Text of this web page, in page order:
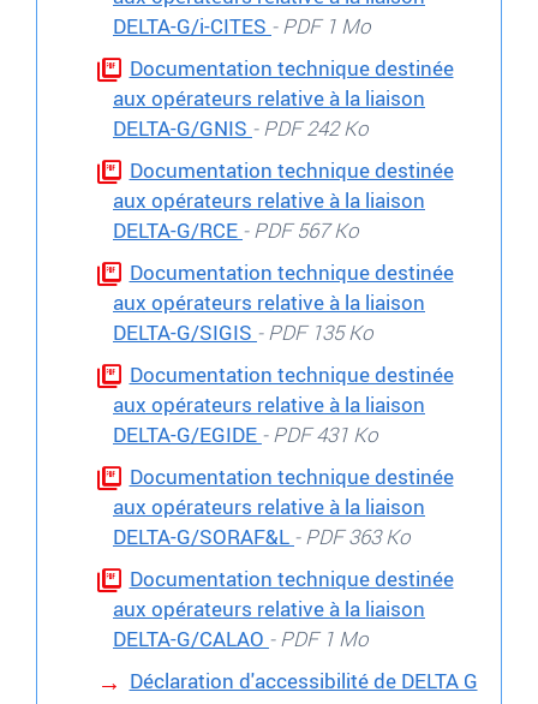
DELTA-G/i-CITES - PDF 1 Mo
Documentation technique destinée
aux opérateurs relative à la liaison
DELTA-G/GNIS - PDF 242 Ko
Documentation technique destinée
aux opérateurs relative à la liaison
DELTA-G/RCE - PDF 567 Ko
Documentation technique destinée
aux opérateurs relative à la liaison
DELTA-G/SIGIS - PDF 135 Ko
Documentation technique destinée
aux opérateurs relative à la liaison
DELTA-G/EGIDE - PDF 431 Ko
Documentation technique destinée
aux opérateurs relative à la liaison
DELTA-G/SORAF&L - PDF 363 Ko
Documentation technique destinée
aux opérateurs relative à la liaison
DELTA-G/CALAO - PDF 1 Mo
Déclaration d'accessibilité de DELTA G